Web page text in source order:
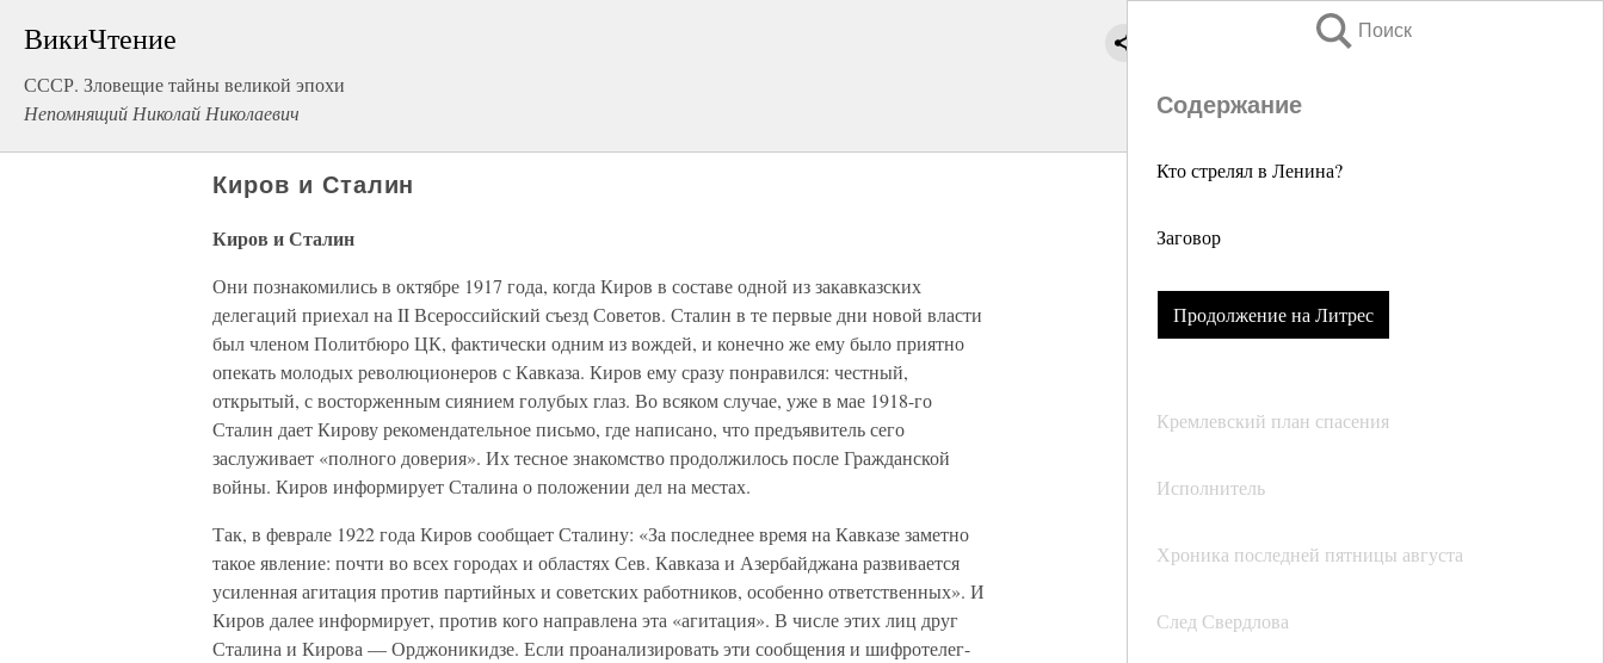
ВикиЧтение
СССР. Зловещие тайны великой эпохи
Непомнящий Николай Николаевич
Поиск
Содержание
Кто стрелял в Ленина?
Заговор
Продолжение на Литрес
Кремлевский план спасения
Исполнитель
Хроника последней пятницы августа
След Свердлова
Киров и Сталин
Киров и Сталин
Они познакомились в октябре 1917 года, когда Киров в составе одной из закавказских
делегаций приехал на II Всероссийский съезд Советов. Сталин в те первые дни новой власти
был членом Политбюро ЦК, фактически одним из вождей, и конечно же ему было приятно
опекать молодых революционеров с Кавказа. Киров ему сразу понравился: честный,
открытый, с восторженным сиянием голубых глаз. Во всяком случае, уже в мае 1918-го
Сталин дает Кирову рекомендательное письмо, где написано, что предъявитель сего
заслуживает «полного доверия». Их тесное знакомство продолжилось после Гражданской
войны. Киров информирует Сталина о положении дел на местах.
Так, в феврале 1922 года Киров сообщает Сталину: «За последнее время на Кавказе заметно
такое явление: почти во всех городах и областях Сев. Кавказа и Азербайджана развивается
усиленная агитация против партийных и советских работников, особенно ответственных». И
Киров далее информирует, против кого направлена эта «агитация». В числе этих лиц друг
Сталина и Кирова — Орджоникидзе. Если проанализировать эти сообщения и шифротелег-